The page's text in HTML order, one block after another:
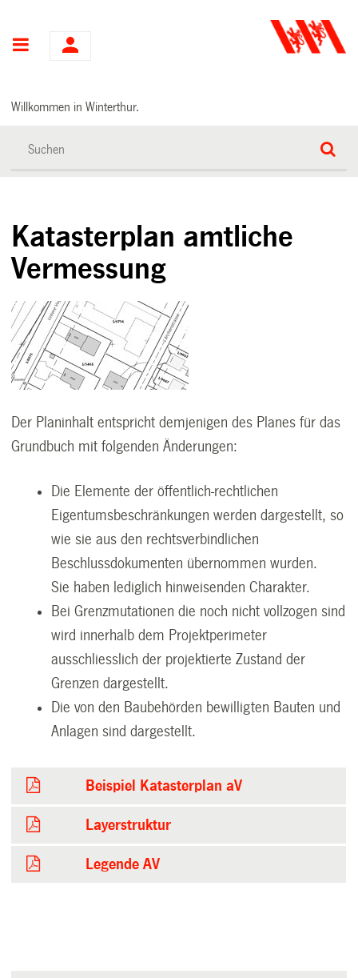
Hauptnavigation
Willkommen in Winterthur.
Katasterplan amtliche
Vermessung
Der Planinhalt entspricht demjenigen des Planes für das
Grundbuch mit folgenden Änderungen:
Die Elemente der öffentlich-rechtlichen
Eigentumsbeschränkungen werden dargestellt, so
wie sie aus den rechtsverbindlichen
Beschlussdokumenten übernommen wurden.
Sie haben lediglich hinweisenden Charakter.
Bei Grenzmutationen die noch nicht vollzogen sind
wird innerhalb dem Projektperimeter
ausschliesslich der projektierte Zustand der
Grenzen dargestellt.
Die von den Baubehörden bewilligten Bauten und
Anlagen sind dargestellt.
Beispiel Katasterplan aV
Layerstruktur
Legende AV